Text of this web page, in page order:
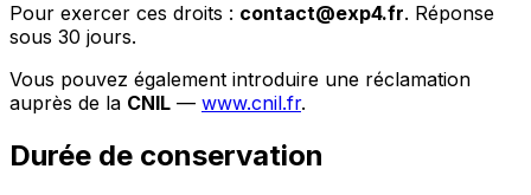
Pour exercer ces droits : contact@exp4.fr. Réponse
sous 30 jours.
Vous pouvez également introduire une réclamation
auprès de la CNIL — www.cnil.fr.
Durée de conservation